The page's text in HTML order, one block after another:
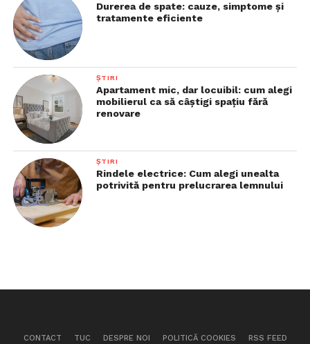
Durerea de spate: cauze, simptome și
tratamente eficiente
ȘTIRI
Apartament mic, dar locuibil: cum alegi
mobilierul ca să câștigi spațiu fără
renovare
ȘTIRI
Rindele electrice: Cum alegi unealta
potrivită pentru prelucrarea lemnului
CONTACT TUC DESPRE NOI POLITICĂ COOKIES RSS FEED